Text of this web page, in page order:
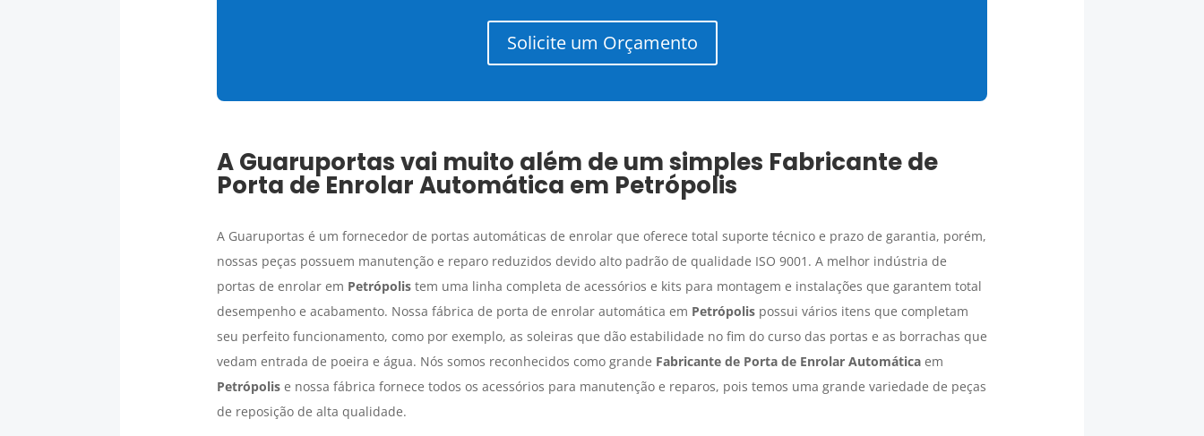
Solicite um Orçamento
A Guaruportas vai muito além de um simples Fabricante de
Porta de Enrolar Automática em Petrópolis
A Guaruportas é um fornecedor de portas automáticas de enrolar que oferece total suporte técnico e prazo de garantia, porém,
nossas peças possuem manutenção e reparo reduzidos devido alto padrão de qualidade ISO 9001. A melhor indústria de
portas de enrolar em Petrópolistem uma linha completa de acessórios e kits para montagem e instalações que garantem total
desempenho e acabamento. Nossa fábrica de porta de enrolar automática em Petrópolispossui vários itens que completam
seu perfeito funcionamento, como por exemplo, as soleiras que dão estabilidade no fim do curso das portas e as borrachas que
vedam entrada de poeira e água. Nós somos reconhecidos como grande Fabricante de Porta de Enrolar Automáticaem
Petrópolise nossa fábrica fornece todos os acessórios para manutenção e reparos, pois temos uma grande variedade de peças
de reposição de alta qualidade.